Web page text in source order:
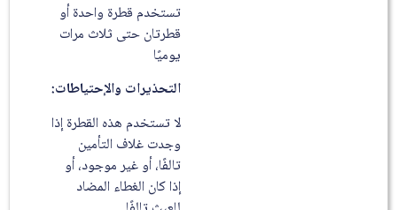
تستخدم قطرة واحدة أو
قطرتان حتى ثلاث مرات
يوميًا
التحذيرات والإحتياطات:
لا تستخدم هذه القطرة إذا
وجدت غلاف التأمين
تالفًا، أو غير موجود، أو
إذا كان الغطاء المضاد